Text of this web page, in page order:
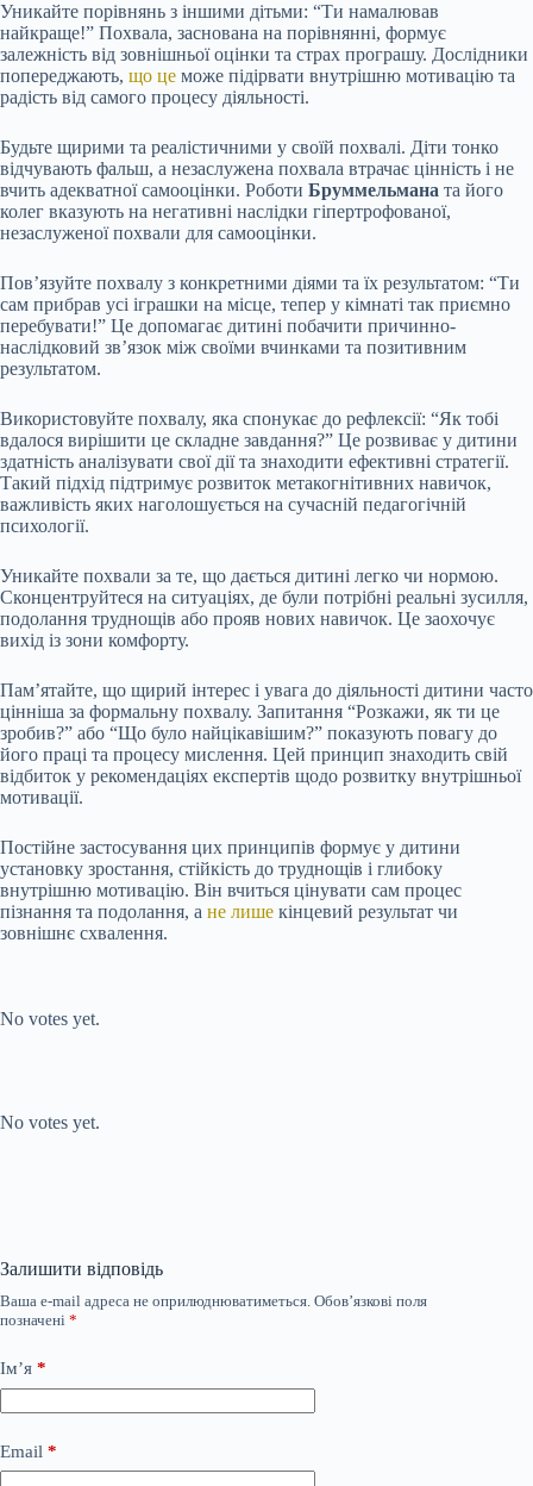
Уникайте порівнянь з іншими дітьми: “Ти намалював
найкраще!” Похвала, заснована на порівнянні, формує
залежність від зовнішньої оцінки та страх програшу. Дослідники
попереджають, що це може підірвати внутрішню мотивацію та
радість від самого процесу діяльності.
Будьте щирими та реалістичними у своїй похвалі. Діти тонко
відчувають фальш, а незаслужена похвала втрачає цінність і не
вчить адекватної самооцінки. Роботи Бруммельмана та його
колег вказують на негативні наслідки гіпертрофованої,
незаслуженої похвали для самооцінки.
Пов’язуйте похвалу з конкретними діями та їх результатом: “Ти
сам прибрав усі іграшки на місце, тепер у кімнаті так приємно
перебувати!” Це допомагає дитині побачити причинно-
наслідковий зв’язок між своїми вчинками та позитивним
результатом.
Використовуйте похвалу, яка спонукає до рефлексії: “Як тобі
вдалося вирішити це складне завдання?” Це розвиває у дитини
здатність аналізувати свої дії та знаходити ефективні стратегії.
Такий підхід підтримує розвиток метакогнітивних навичок,
важливість яких наголошується на сучасній педагогічній
психології.
Уникайте похвали за те, що дається дитині легко чи нормою.
Сконцентруйтеся на ситуаціях, де були потрібні реальні зусилля,
подолання труднощів або прояв нових навичок. Це заохочує
вихід із зони комфорту.
Пам’ятайте, що щирий інтерес і увага до діяльності дитини часто
цінніша за формальну похвалу. Запитання “Розкажи, як ти це
зробив?” або “Що було найцікавішим?” показують повагу до
його праці та процесу мислення. Цей принцип знаходить свій
відбиток у рекомендаціях експертів щодо розвитку внутрішньої
мотивації.
Постійне застосування цих принципів формує у дитини
установку зростання, стійкість до труднощів і глибоку
внутрішню мотивацію. Він вчиться цінувати сам процес
пізнання та подолання, а не лише кінцевий результат чи
зовнішнє схвалення.
No votes yet.
No votes yet.
Залишити відповідь
Ваша e-mail адреса не оприлюднюватиметься. Обов’язкові поля
позначені *
Ім’я *
Email *